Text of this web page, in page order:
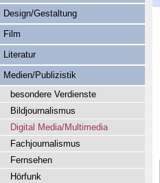
Design/Gestaltung
Film
Literatur
Medien/Publizistik
besondere Verdienste
Bildjournalismus
Digital Media/Multimedia
Fachjournalismus
Fernsehen
Hörfunk